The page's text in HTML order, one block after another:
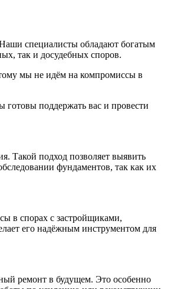
специалисты обладают богатым
так и досудебных споров.
мы не идём на компромиссы в
готовы поддержать вас и провести
Такой подход позволяет выявить
фундаментов, так как их
в спорах с застройщиками,
его надёжным инструментом для
ремонт в будущем. Это особенно